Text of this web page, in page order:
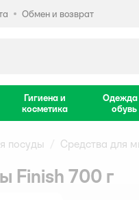
Обмен и возврат
Гигиена и
косметика
Одежда
обувь
посуды Средства для
Finish 700 г